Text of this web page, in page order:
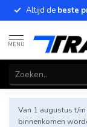
Altijd de beste
MENU
Van 1 augustus t/
binnenkomen